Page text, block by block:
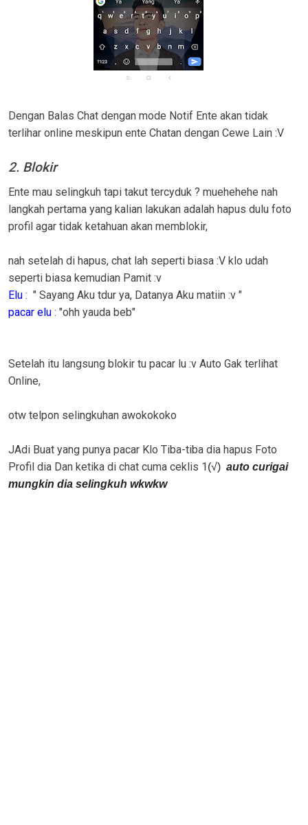
Dengan Balas Chat dengan mode Notif Ente akan tidak
terlihar online meskipun ente Chatan dengan Cewe Lain :V
2. Blokir
Ente mau selingkuh tapi takut tercyduk ? muehehehe nah
langkah pertama yang kalian lakukan adalah hapus dulu foto
profil agar tidak ketahuan akan memblokir,
nah setelah di hapus, chat lah seperti biasa :V klo udah
seperti biasa kemudian Pamit :v
Elu : " Sayang Aku tdur ya, Datanya Aku matiin :v "
pacar elu : "ohh yauda beb"
Setelah itu langsung blokir tu pacar lu :v Auto Gak terlihat
Online,
otw telpon selingkuhan awokokoko
JAdi Buat yang punya pacar Klo Tiba-tiba dia hapus Foto
Profil dia Dan ketika di chat cuma ceklis 1 (√) auto curigai
mungkin dia selingkuh wkwkw